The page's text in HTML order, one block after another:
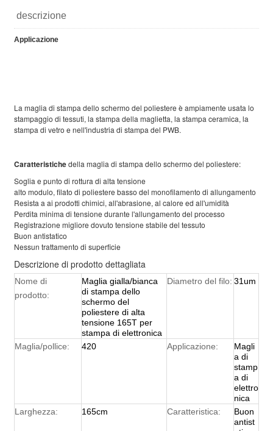
descrizione
Applicazione
La maglia di stampa dello schermo del poliestere è ampiamente usata lo
stampaggio di tessuti, la stampa della maglietta, la stampa ceramica, la
stampa di vetro e nell'industria di stampa del PWB.
Caratteristichedella maglia di stampa dello schermo del poliestere:
Soglia e punto di rottura di alta tensione
alto modulo, filato di poliestere basso del monofilamento di allungamento
Resista a ai prodotti chimici, all'abrasione, al calore ed all'umidità
Perdita minima di tensione durante l'allungamento del processo
Registrazione migliore dovuto tensione stabile del tessuto
Buon antistatico
Nessun trattamento di superficie
Descrizione di prodotto dettagliata
Nome di
prodotto:
Maglia gialla/bianca
di stampa dello
schermo del
poliestere di alta
tensione 165T per
stampa di elettronica
Diametro del filo: 31um
Maglia/pollice: 420 Applicazione:
Magli
a di
stamp
a di
elettro
nica
Larghezza:
165cm Caratteristica:
Buon
antist